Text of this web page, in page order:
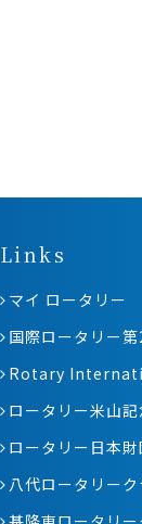
Links
マイ ロータリー
国際ロータリー
Rotary
ロータリー米山
ロータリー日本財
八代ロータリー